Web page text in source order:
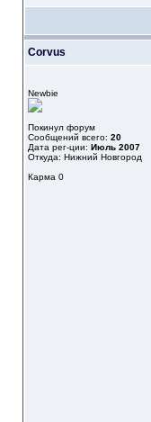
Corvus
Newbie
Покинул форум
Сообщений всего: 20
Дата рег-ции: Июль 2007
Откуда: Нижний Новгород
Карма 0